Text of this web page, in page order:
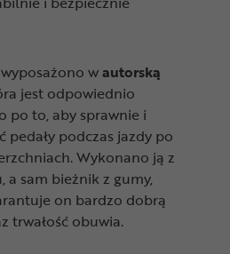
wautorską
jest odpowiednio
po to, aby sprawnie i
pedały podczas jazdy po
Wykonano ją z
a sam bieżnik z gumy,
on bardzo dobrą
trwałość obuwia.